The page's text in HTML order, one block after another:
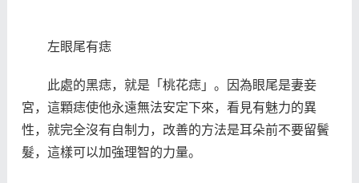
左眼尾有痣
此處的黑痣，就是「桃花痣」。因為眼尾是妻妾
宮，這顆痣使他永遠無法安定下來，看見有魅力的異
性，就完全沒有自制力，改善的方法是耳朵前不要留鬢
髮，這樣可以加強理智的力量。